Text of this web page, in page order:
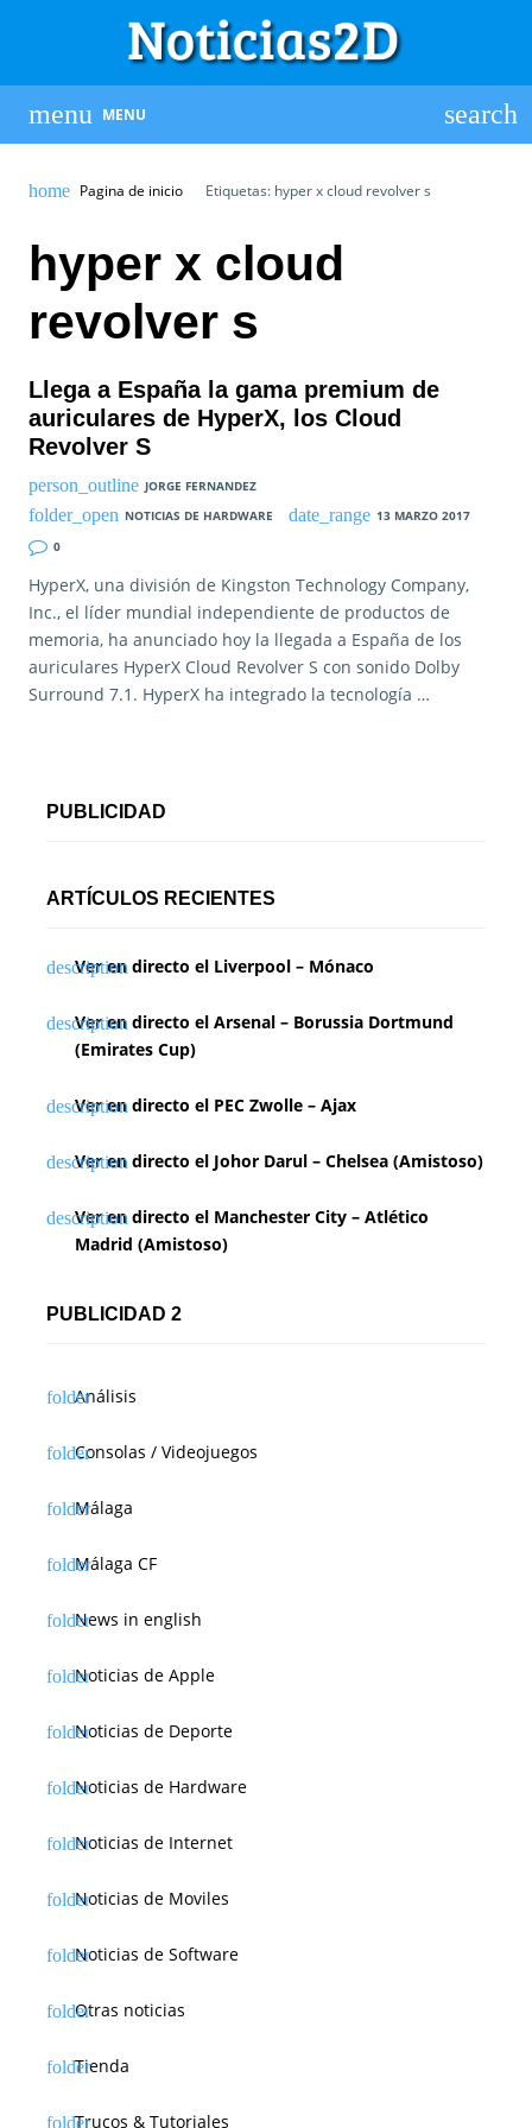
MENU
Pagina de inicio Etiquetas: hyper x cloud revolver s
hyper x cloud
revolver s
Llega a España la gama premium de
auriculares de HyperX, los Cloud
Revolver S
JORGE FERNANDEZ
NOTICIAS DE HARDWARE
13 MARZO 2017
0
HyperX, una división de Kingston Technology Company,
Inc., el líder mundial independiente de productos de
memoria, ha anunciado hoy la llegada a España de los
auriculares HyperX Cloud Revolver S con sonido Dolby
Surround 7.1. HyperX ha integrado la tecnología …
PUBLICIDAD
ARTÍCULOS RECIENTES
Ver en directo el Liverpool – Mónaco
Ver en directo el Arsenal – Borussia Dortmund
(Emirates Cup)
Ver en directo el PEC Zwolle – Ajax
Ver en directo el Johor Darul – Chelsea (Amistoso)
Ver en directo el Manchester City – Atlético
Madrid (Amistoso)
PUBLICIDAD 2
Análisis
Consolas / Videojuegos
Málaga
Málaga CF
News in english
Noticias de Apple
Noticias de Deporte
Noticias de Hardware
Noticias de Internet
Noticias de Moviles
Noticias de Software
Otras noticias
Tienda
Trucos & Tutoriales